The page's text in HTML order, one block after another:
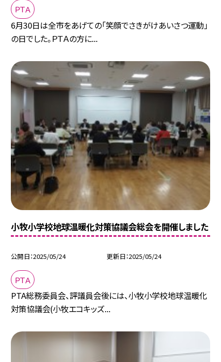
ＰＴＡ
6月30日は全市をあげての「笑顔でさきがけあいさつ運動」
の日でした。ＰＴＡの方に...
小牧小学校地球温暖化対策協議会総会を開催しました
公開日 2025/05/24 更新日 2025/05/24
ＰＴＡ
PTA総務委員会、評議員会後には、小牧小学校地球温暖化
対策協議会(小牧エコキッズ...